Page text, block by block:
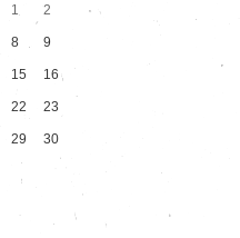
1
2
8 9
15 16
22 23
29 30